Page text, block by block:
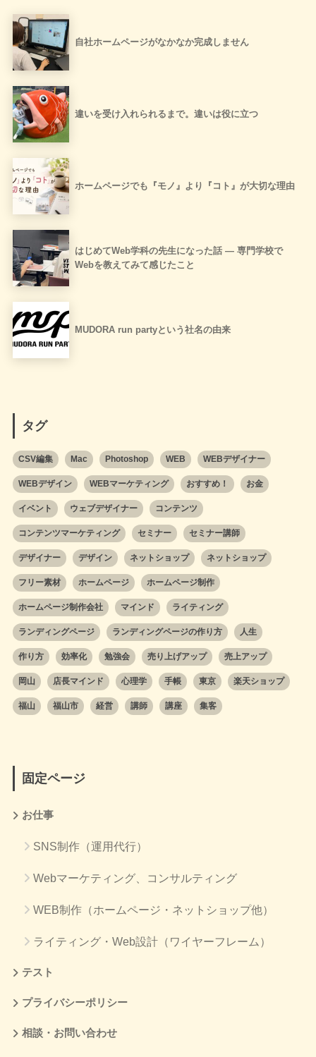
自社ホームページがなかなか完成しません
違いを受け入れられるまで。違いは役に立つ
ホームページでも『モノ』より『コト』が大切な理由
はじめてWeb学科の先生になった話 ― 専門学校で
Webを教えてみて感じたこと
MUDORA run partyという社名の由来
タグ
CSV編集 Mac Photoshop WEB WEBデザイナー
WEBデザイン WEBマーケティング おすすめ！ お金
イベント ウェブデザイナー コンテンツ
コンテンツマーケティング セミナー セミナー講師
デザイナー デザイン ネットショップ ネットショップ
フリー素材 ホームページ ホームページ制作
ホームページ制作会社 マインド ライティング
ランディングページ ランディングページの作り方 人生
作り方 効率化 勉強会 売り上げアップ 売上アップ
岡山 店長マインド 心理学 手帳 東京 楽天ショップ
福山 福山市 経営 講師 講座 集客
固定ページ
お仕事
SNS制作（運用代行）
Webマーケティング、コンサルティング
WEB制作（ホームページ・ネットショップ他）
ライティング・Web設計（ワイヤーフレーム）
テスト
プライバシーポリシー
相談・お問い合わせ